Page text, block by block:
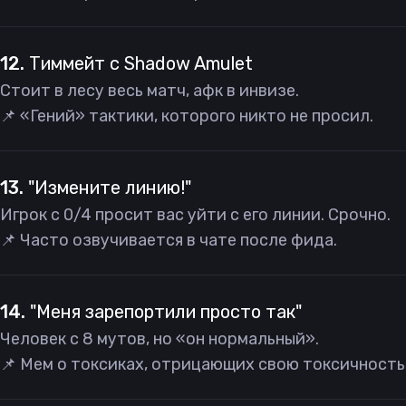
12. Тиммейт с Shadow Amulet
Стоит в лесу весь матч, афк в инвизе.
📌 «Гений» тактики, которого никто не просил.
13. "Измените линию!"
Игрок с 0/4 просит вас уйти с его линии. Срочно.
📌 Часто озвучивается в чате после фида.
14. "Меня зарепортили просто так"
Человек с 8 мутов, но «он нормальный».
📌 Мем о токсиках, отрицающих свою